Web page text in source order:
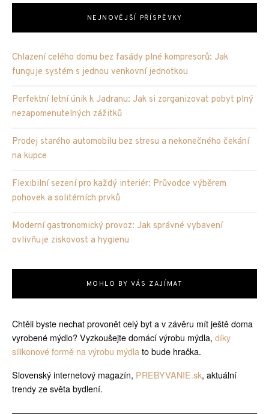
NEJNOVĚJŠÍ PŘÍSPĚVKY
Chlazení celého domu bez fasády plné kompresorů: Jak
funguje systém s jednou venkovní jednotkou
Perfektní letní únik k Jadranu: Jak si zorganizovat pobyt plný
nezapomenutelných zážitků
Prodej starého automobilu bez stresu a nekonečného čekání
na kupce
Flexibilní sezení pro každý interiér: Průvodce výběrem
pohovek a solitérních prvků
Moderní gastronomický provoz: Jak správné vybavení
ovlivňuje ziskovost a hygienu
MOHLO BY VÁS ZAJÍMAT
Chtěli byste nechat provonět celý byt a v závěru mít ještě doma
vyrobené mýdlo? Vyzkoušejte domácí výrobu mýdla, díky
silikonové formě na výrobu mýdla to bude hračka.
Slovenský internetový magazín, PREBYVANIE.sk, aktuální
trendy ze světa bydlení.